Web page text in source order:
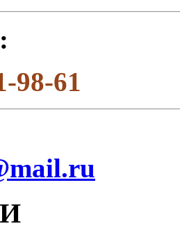
98-61